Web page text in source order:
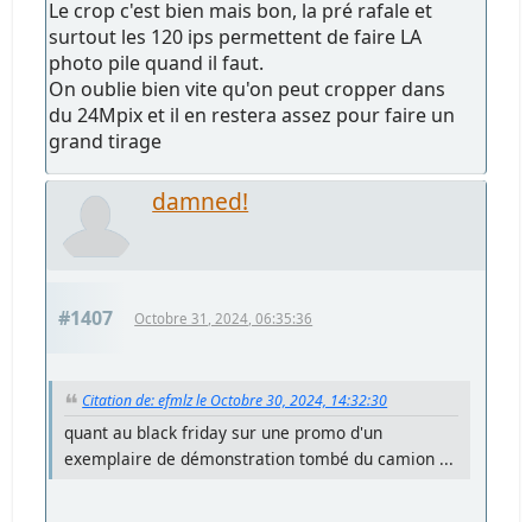
Le crop c'est bien mais bon, la pré rafale et
surtout les 120 ips permettent de faire LA
photo pile quand il faut.
On oublie bien vite qu'on peut cropper dans
du 24Mpix et il en restera assez pour faire un
grand tirage
damned!
#1407 Octobre 31, 2024, 06:35:36
Citation de: efmlz le Octobre 30, 2024, 14:32:30
quant au black friday sur une promo d'un
exemplaire de démonstration tombé du camion ...